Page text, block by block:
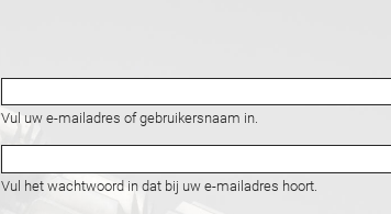
Vul uw e-mailadres of gebruikersnaam in.
Vul het wachtwoord in dat bij uw e-mailadres hoort.